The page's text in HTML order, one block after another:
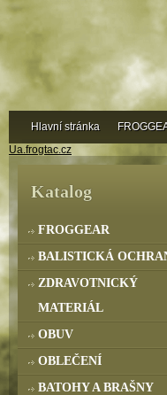
Ua.frogtac.cz
Katalog
FROGGEAR
BALISTICKÁ
ZDRAVOTNICKÝ
MATERIÁL
OBUV
OBLEČENÍ
BATOHY A BRAŠNY
Hlavní stránka